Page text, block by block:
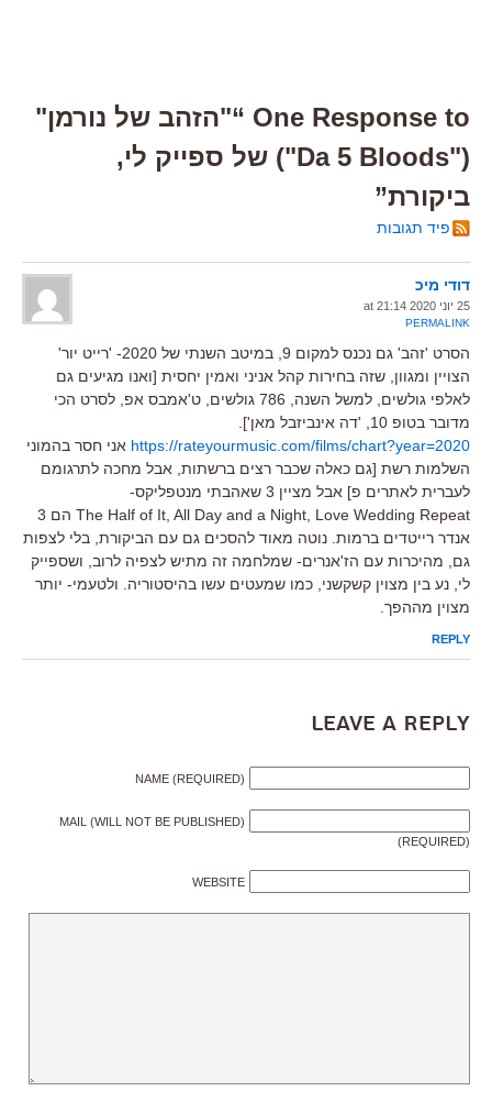
One Response to “"הזהב של נורמן"
("Da 5 Bloods") של ספייק לי,
ביקורת”
פיד תגובות
דודי מיכ
25 יוני 2020 at 21:14
PERMALINK
הסרט 'זהב' גם נכנס למקום 9, במיטב השנתי של 2020- 'רייט יור'
הצויין ומגוון, שזה בחירות קהל אניני ואמין יחסית [ואנו מגיעים גם
לאלפי גולשים, למשל השנה, 786 גולשים, ט'אמבס אפ, לסרט הכי
מדובר בטופ 10, 'דה אינביזבל מאן'].
https://rateyourmusic.com/films/chart?year=2020 אני חסר בהמוני
השלמות רשת [גם כאלה שכבר רצים ברשתות, אבל מחכה לתרגומם
לעברית לאתרים פ] אבל מציין 3 שאהבתי מנטפליקס-
The Half of It, All Day and a Night, Love Wedding Repeat הם 3
אנדר רייטדים ברמות. נוטה מאוד להסכים גם עם הביקורת, בלי לצפות
גם, מהיכרות עם הז'אנרים- שמלחמה זה מתיש לצפיה לרוב, ושספייק
לי, נע בין מצוין קשקשני, כמו שמעטים עשו בהיסטוריה. ולטעמי- יותר
מצוין מההפך.
REPLY
Leave a Reply
NAME (REQUIRED)
MAIL (WILL NOT BE PUBLISHED)
(REQUIRED)
WEBSITE